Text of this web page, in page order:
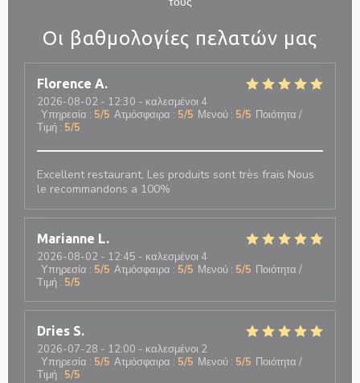
Οι βαθμολογίες πελατών μας
Florence A
2026-08-02 - 12:30 - καλεσμένοι 4
Υπηρεσία : 5/5 Ατμόσφαιρα : 5/5 Μενού : 5/5 Ποιότητα /
Τιμή : 5/5
Excellent restaurant, Les produits sont très frais Nous
le recommandons a 100%
Marianne L
2026-08-02 - 12:45 - καλεσμένοι 4
Υπηρεσία : 5/5 Ατμόσφαιρα : 5/5 Μενού : 5/5 Ποιότητα /
Τιμή : 5/5
Dries S
2026-07-28 - 12:00 - καλεσμένοι 2
Υπηρεσία : 5/5 Ατμόσφαιρα : 5/5 Μενού : 5/5 Ποιότητα /
Τιμή : 5/5